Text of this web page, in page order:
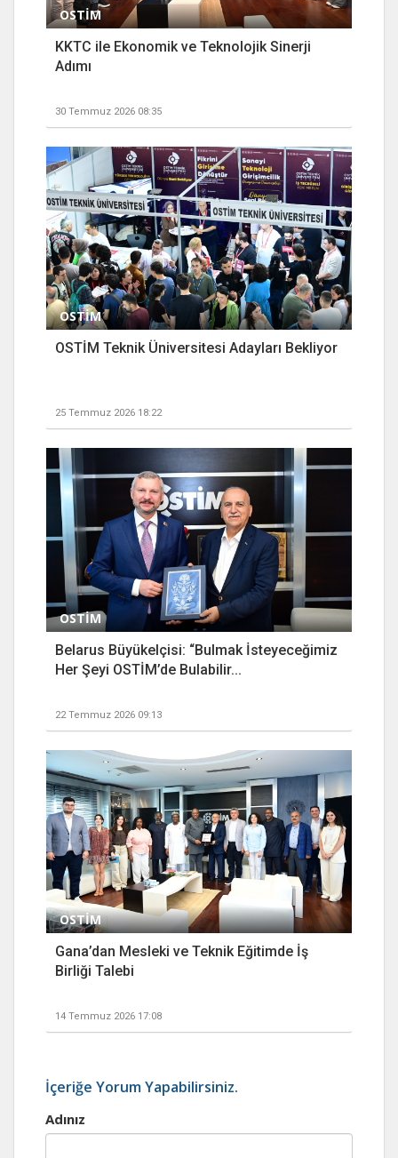
OSTİM
KKTC ile Ekonomik ve Teknolojik Sinerji
Adımı
30 Temmuz 2026 08:35
OSTİM
OSTİM Teknik Üniversitesi Adayları Bekliyor
25 Temmuz 2026 18:22
OSTİM
Belarus Büyükelçisi: “Bulmak İsteyeceğimiz
Her Şeyi OSTİM’de Bulabilir...
22 Temmuz 2026 09:13
OSTİM
Gana’dan Mesleki ve Teknik Eğitimde İş
Birliği Talebi
14 Temmuz 2026 17:08
İçeriğe Yorum Yapabilirsiniz.
Adınız